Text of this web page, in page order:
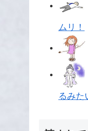
ムリ！
るみた